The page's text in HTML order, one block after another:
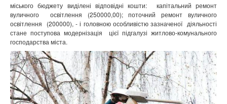
міського бюджету виділені відповідні кошти:
капітальний ремонт
вуличного
освітлення (250000,00); поточний ремонт вуличного
освітлення
(200000), - і головною особливістю зазначеної діяльності
стане поступова модернізація
цієї підгалузі житлово-комунального
господарства міста.